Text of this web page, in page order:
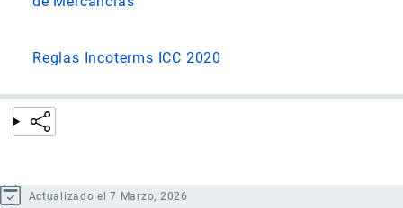
Reglas Incoterms ICC 2020
Actualizado el 7 Marzo, 2026